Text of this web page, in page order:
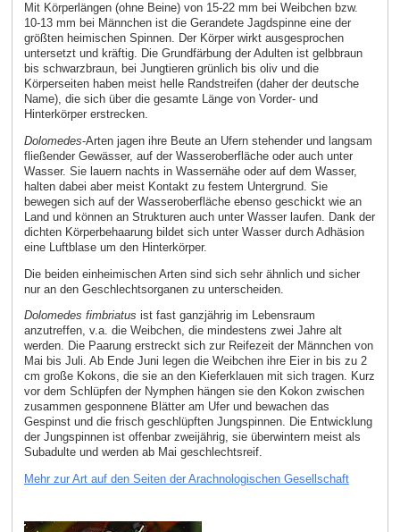
Mit Körperlängen (ohne Beine) von 15-22 mm bei Weibchen bzw.
10-13 mm bei Männchen ist die Gerandete Jagdspinne eine der
größten heimischen Spinnen. Der Körper wirkt ausgesprochen
untersetzt und kräftig. Die Grundfärbung der Adulten ist gelbbraun
bis schwarzbraun, bei Jungtieren grünlich bis oliv und die
Körperseiten haben meist helle Randstreifen (daher der deutsche
Name), die sich über die gesamte Länge von Vorder- und
Hinterkörper erstrecken.
Dolomedes-Arten jagen ihre Beute an Ufern stehender und langsam
fließender Gewässer, auf der Wasseroberfläche oder auch unter
Wasser. Sie lauern nachts in Wassernähe oder auf dem Wasser,
halten dabei aber meist Kontakt zu festem Untergrund. Sie
bewegen sich auf der Wasseroberfläche ebenso geschickt wie an
Land und können an Strukturen auch unter Wasser laufen. Dank der
dichten Körperbehaarung bildet sich unter Wasser durch Adhäsion
eine Luftblase um den Hinterkörper.
Die beiden einheimischen Arten sind sich sehr ähnlich und sicher
nur an den Geschlechtsorganen zu unterscheiden.
Dolomedes fimbriatus ist fast ganzjährig im Lebensraum
anzutreffen, v.a. die Weibchen, die mindestens zwei Jahre alt
werden. Die Paarung erstreckt sich zur Reifezeit der Männchen von
Mai bis Juli. Ab Ende Juni legen die Weibchen ihre Eier in bis zu 2
cm große Kokons, die sie an den Kieferklauen mit sich tragen. Kurz
vor dem Schlüpfen der Nymphen hängen sie den Kokon zwischen
zusammen gesponnene Blätter am Ufer und bewachen das
Gespinst und die frisch geschlüpften Jungspinnen. Die Entwicklung
der Jungspinnen ist offenbar zweijährig, sie überwintern meist als
Subadulte und werden ab Mai geschlechtsreif.
Mehr zur Art auf den Seiten der Arachnologischen Gesellschaft